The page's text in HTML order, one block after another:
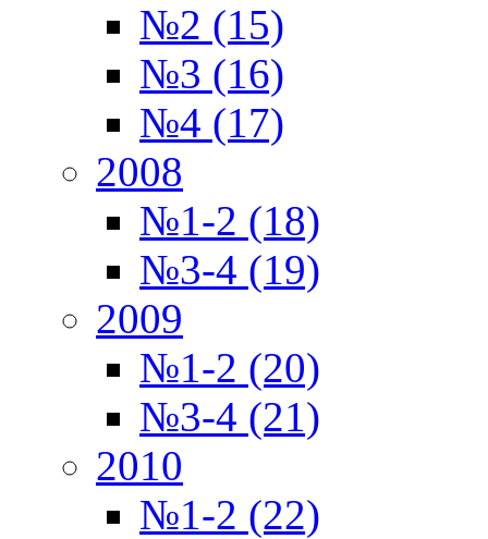
№2 (15)
№3 (16)
№4 (17)
2008
№1-2 (18)
№3-4 (19)
2009
№1-2 (20)
№3-4 (21)
2010
№1-2 (22)